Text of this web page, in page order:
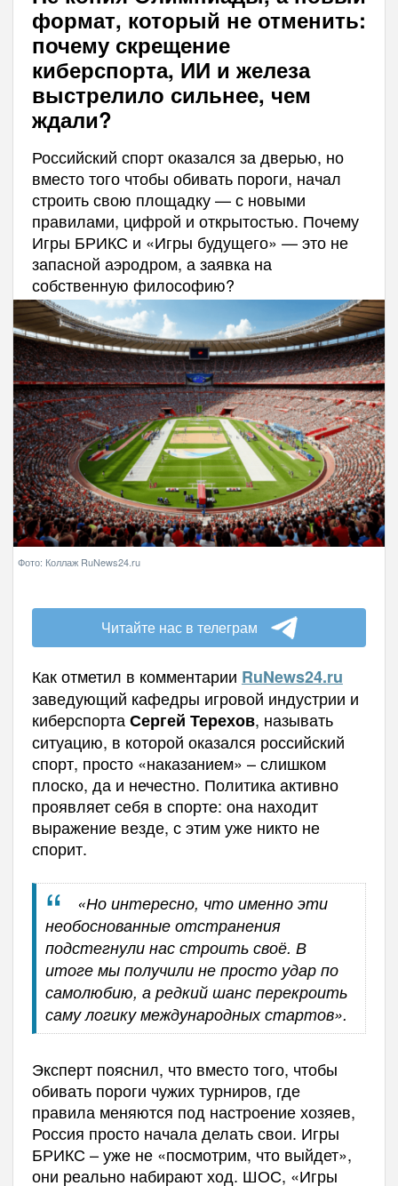
формат, который не отменить:
почему скрещение
киберспорта, ИИ и железа
выстрелило сильнее, чем
ждали?
Российский спорт оказался за дверью, но
вместо того чтобы обивать пороги, начал
строить свою площадку — с новыми
правилами, цифрой и открытостью. Почему
Игры БРИКС и «Игры будущего» — это не
запасной аэродром, а заявка на
собственную философию?
Фото: Коллаж RuNews24.ru
Читайте нас в телеграм
Как отметил в комментарии RuNews24.ru
заведующий кафедры игровой индустрии и
киберспортаСергей Терехов, называть
ситуацию, в которой оказался российский
спорт, просто «наказанием» – слишком
плоско, да и нечестно. Политика активно
проявляет себя в спорте: она находит
выражение везде, с этим уже никто не
спорит.
«Но интересно, что именно эти
необоснованные отстранения
подстегнули нас строить своё. В
итоге мы получили не просто удар по
самолюбию, а редкий шанс перекроить
саму логику международных стартов».
Эксперт пояснил, что вместо того, чтобы
обивать пороги чужих турниров, где
правила меняются под настроение хозяев,
Россия просто начала делать свои. Игры
БРИКС – уже не «посмотрим, что выйдет»,
они реально набирают ход. ШОС, «Игры